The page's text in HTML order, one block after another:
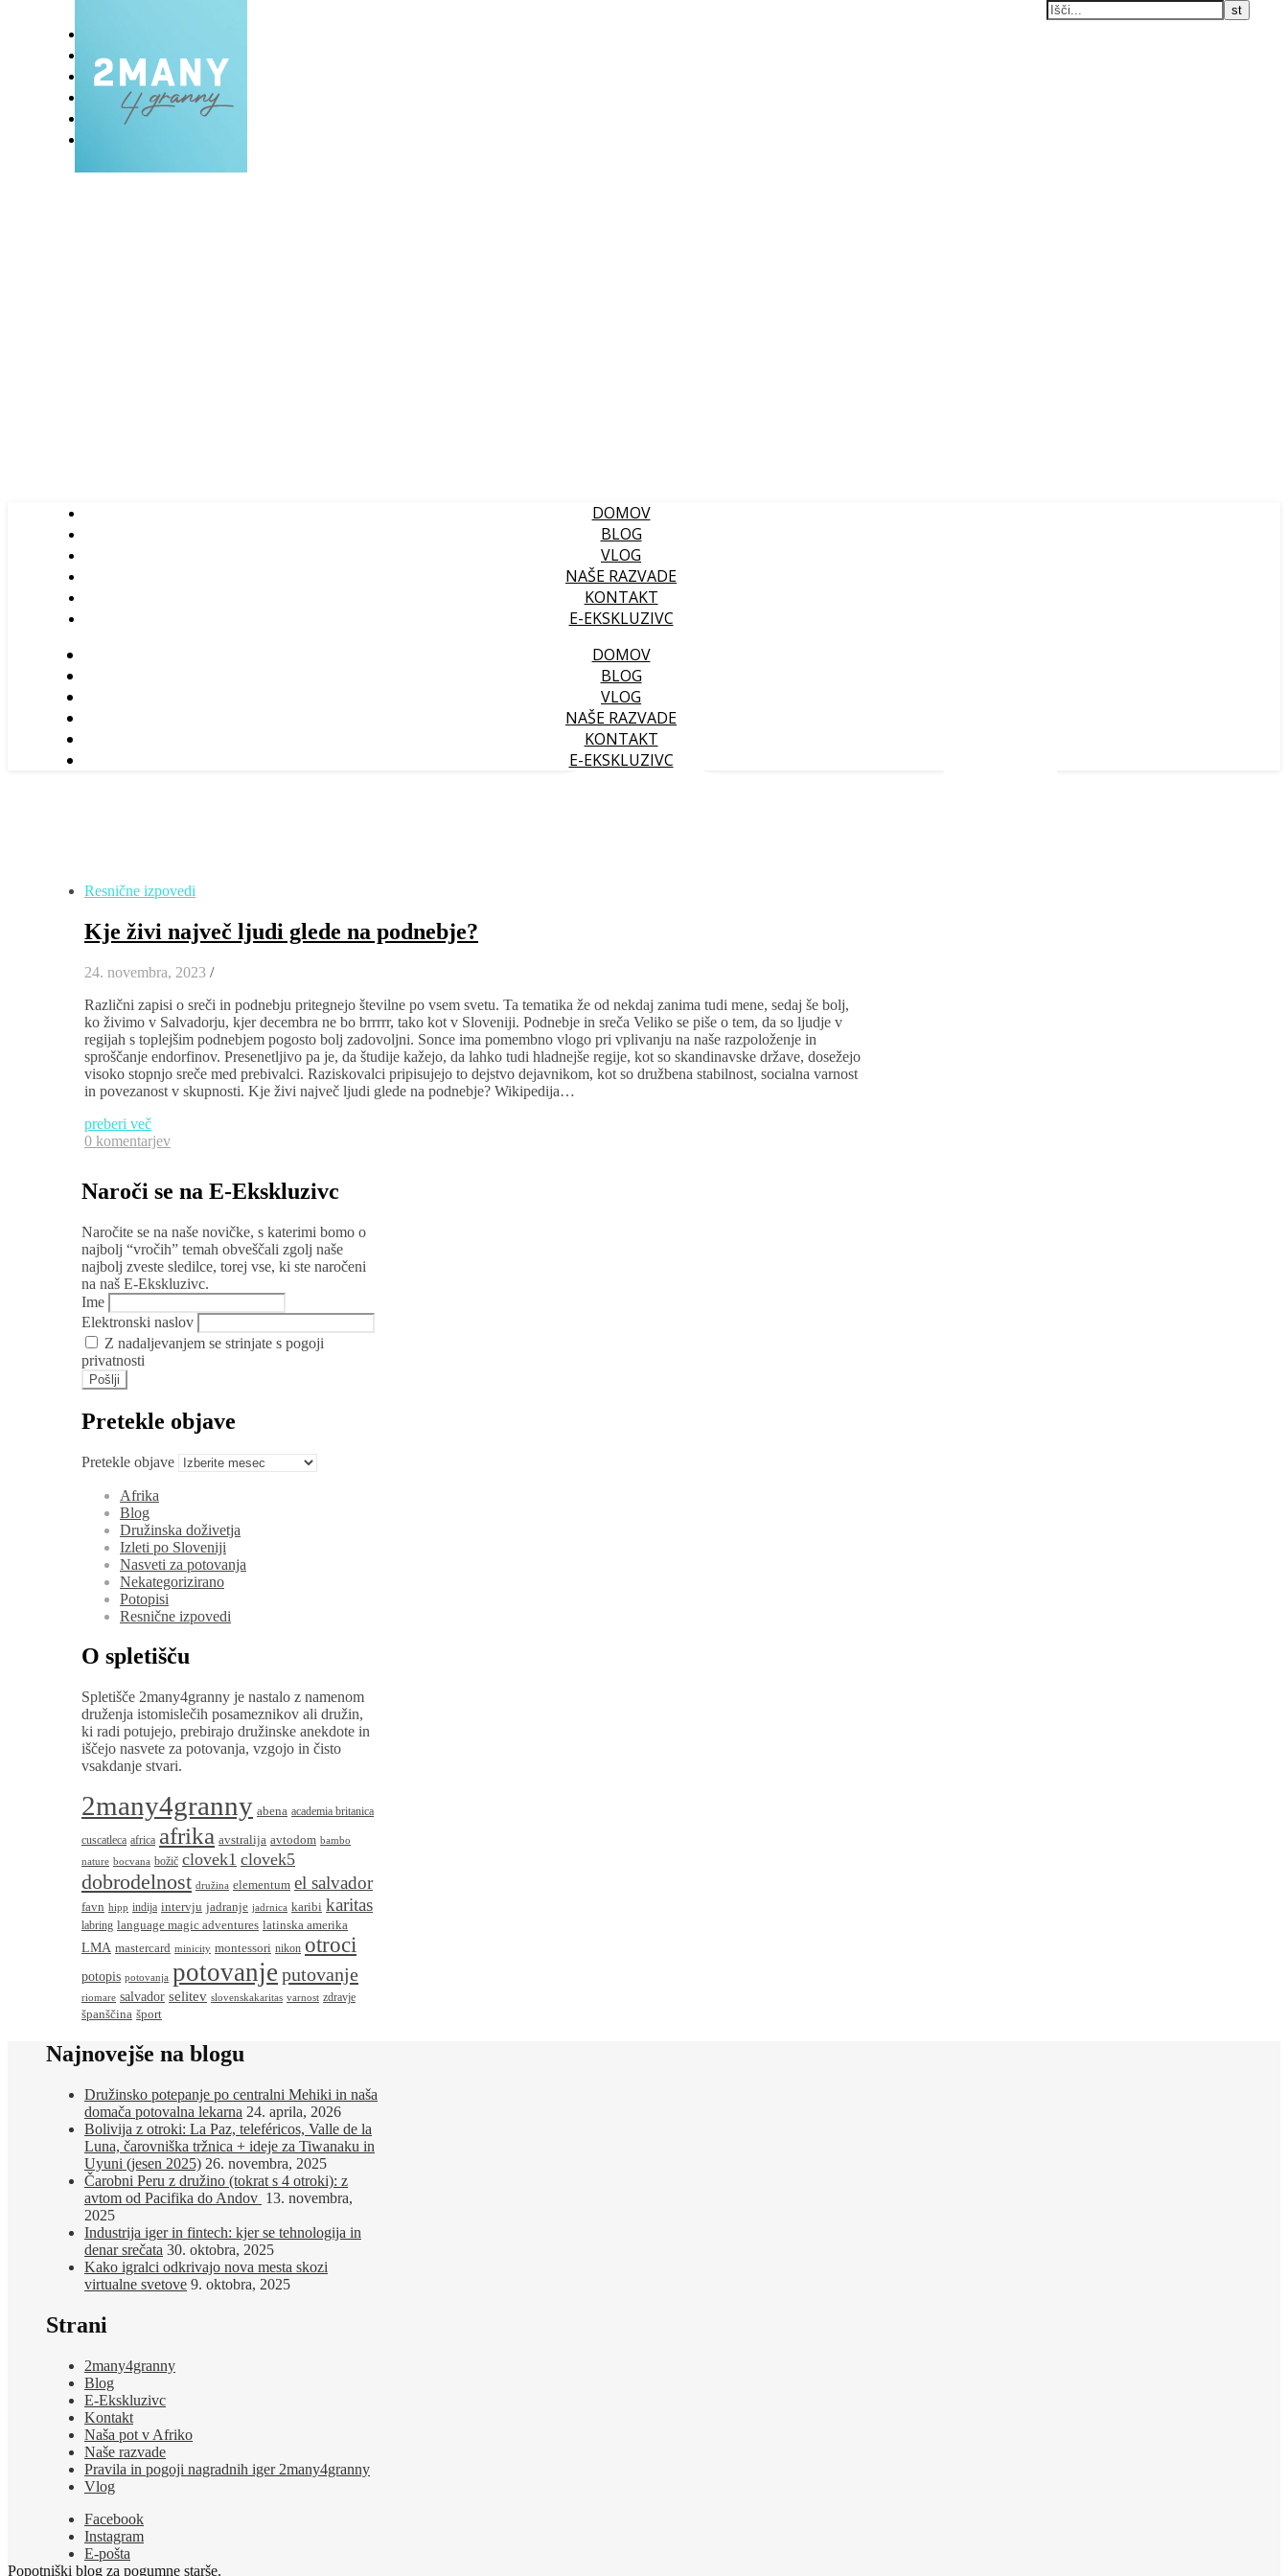
BLOG
VLOG
NAŠE RAZVADE
KONTAKT
Popotniški blog za pogumne starše.
DOMOV
BLOG
VLOG
NAŠE RAZVADE
KONTAKT
E-EKSKLUZIVC
DOMOV
BLOG
VLOG
NAŠE RAZVADE
KONTAKT
E-EKSKLUZIVC
Resnične izpovedi
Kje živi največ ljudi glede na podnebje?
24. novembra, 2023 /
Različni zapisi o sreči in podnebju pritegnejo številne po vsem svetu. Ta tematika že od nekdaj zanima tudi mene, sedaj še bolj,
ko živimo v Salvadorju, kjer decembra ne bo brrrrr, tako kot v Sloveniji. Podnebje in sreča Veliko se piše o tem, da so ljudje v
regijah s toplejšim podnebjem pogosto bolj zadovoljni. Sonce ima pomembno vlogo pri vplivanju na naše razpoloženje in
sproščanje endorfinov. Presenetljivo pa je, da študije kažejo, da lahko tudi hladnejše regije, kot so skandinavske države, dosežejo
visoko stopnjo sreče med prebivalci. Raziskovalci pripisujejo to dejstvo dejavnikom, kot so družbena stabilnost, socialna varnost
in povezanost v skupnosti. Kje živi največ ljudi glede na podnebje? Wikipedija…
preberi več
0 komentarjev
Naroči se na E-Ekskluzivc
Naročite se na naše novičke, s katerimi bomo o
najbolj “vročih” temah obveščali zgolj naše
najbolj zveste sledilce, torej vse, ki ste naročeni
na naš E-Ekskluzivc.
Ime
Elektronski naslov
Z nadaljevanjem se strinjate s pogoji
privatnosti
Pretekle objave
Pretekle objave
Afrika
Blog
Družinska doživetja
Izleti po Sloveniji
Nasveti za potovanja
Nekategorizirano
Potopisi
Resnične izpovedi
O spletišču
Spletišče 2many4granny je nastalo z namenom
druženja istomislečih posameznikov ali družin,
ki radi potujejo, prebirajo družinske anekdote in
iščejo nasvete za potovanja, vzgojo in čisto
vsakdanje stvari.
2many4granny abena academia britanica
cuscatleca africa afrika avstralija avtodom bambo
nature bocvana božič clovek1 clovek5
dobrodelnost družina elementum el salvador
favn hipp indija intervju jadranje jadrnica karibi karitas
labring language magic adventures latinska amerika
LMA mastercard minicity montessori nikon otroci
potopis potovanja potovanje putovanje
riomare salvador selitev slovenskakaritas varnost zdravje
španščina šport
Najnovejše na blogu
Družinsko potepanje po centralni Mehiki in naša
domača potovalna lekarna 24. aprila, 2026
Bolivija z otroki: La Paz, teleféricos, Valle de la
Luna, čarovniška tržnica + ideje za Tiwanaku in
Uyuni (jesen 2025) 26. novembra, 2025
Čarobni Peru z družino (tokrat s 4 otroki): z
avtom od Pacifika do Andov 13. novembra,
2025
Industrija iger in fintech: kjer se tehnologija in
denar srečata 30. oktobra, 2025
Kako igralci odkrivajo nova mesta skozi
virtualne svetove 9. oktobra, 2025
Strani
2many4granny
Blog
E-Ekskluzivc
Kontakt
Naša pot v Afriko
Naše razvade
Pravila in pogoji nagradnih iger 2many4granny
Vlog
Facebook
Instagram
E-pošta